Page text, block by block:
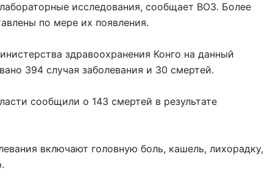
исследования, сообщает ВОЗ. Более
по мере их появления.
здравоохранения Конго на данный
394 случая заболевания и 30 смертей.
сообщили о 143 смертей в результате
включают головную боль, кашель, лихорадку,